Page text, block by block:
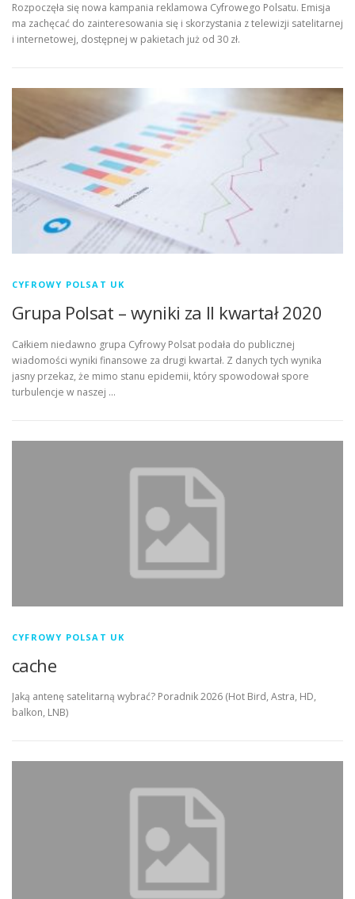
Rozpoczęła się nowa kampania reklamowa Cyfrowego Polsatu. Emisja
ma zachęcać do zainteresowania się i skorzystania z telewizji satelitarnej
i internetowej, dostępnej w pakietach już od 30 zł.
CYFROWY POLSAT UK
Grupa Polsat – wyniki za II kwartał 2020
Całkiem niedawno grupa Cyfrowy Polsat podała do publicznej
wiadomości wyniki finansowe za drugi kwartał. Z danych tych wynika
jasny przekaz, że mimo stanu epidemii, który spowodował spore
turbulencje w naszej …
CYFROWY POLSAT UK
cache
Jaką antenę satelitarną wybrać? Poradnik 2026 (Hot Bird, Astra, HD,
balkon, LNB)